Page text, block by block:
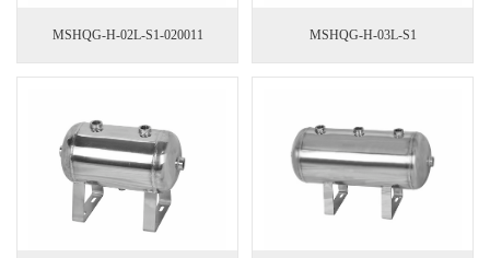
MSHQG-H-02L-S1-020011 MSHQG-H-03L-S1